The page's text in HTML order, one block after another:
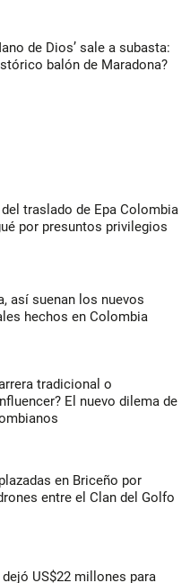
de Dios’ sale a subasta:
balón de Maradona?
traslado de Epa Colombia
por presuntos privilegios
así suenan los nuevos
hechos en Colombia
tradicional o
El nuevo dilema de
en Briceño por
entre el Clan del Golfo
US$22 millones para